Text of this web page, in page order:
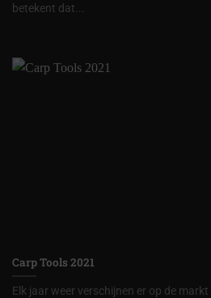
betekent dat...
Carp Tools 2021
Elk jaar weer verschijnen er op de